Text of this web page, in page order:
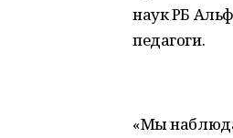
наук РБ
педагоги.
«Мы